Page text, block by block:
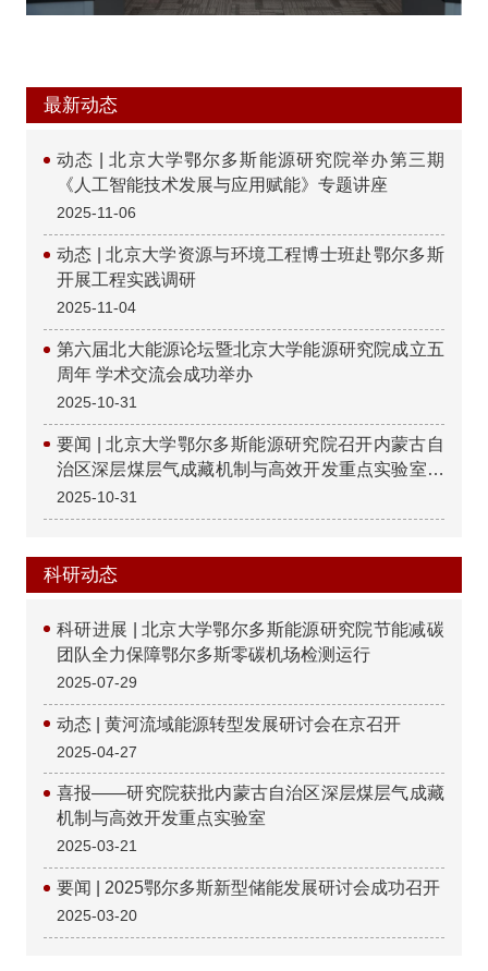
最新动态
动态 | 北京大学鄂尔多斯能源研究院举办第三期
《人工智能技术发展与应用赋能》专题讲座
2025-11-06
动态 | 北京大学资源与环境工程博士班赴鄂尔多斯
开展工程实践调研
2025-11-04
第六届北大能源论坛暨北京大学能源研究院成立五
周年 学术交流会成功举办
2025-10-31
要闻 | 北京大学鄂尔多斯能源研究院召开内蒙古自
治区深层煤层气成藏机制与高效开发重点实验室揭
牌仪式暨第一届学术委员会会议
2025-10-31
科研动态
科研进展 | 北京大学鄂尔多斯能源研究院节能减碳
团队全力保障鄂尔多斯零碳机场检测运行
2025-07-29
动态 | 黄河流域能源转型发展研讨会在京召开
2025-04-27
喜报——研究院获批内蒙古自治区深层煤层气成藏
机制与高效开发重点实验室
2025-03-21
要闻 | 2025鄂尔多斯新型储能发展研讨会成功召开
2025-03-20